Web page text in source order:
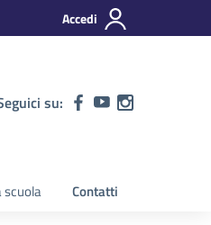
Accedi
su:
scuola Contatti